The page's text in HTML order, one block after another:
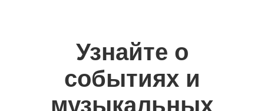
Узнайте о
событиях и
музыкальных